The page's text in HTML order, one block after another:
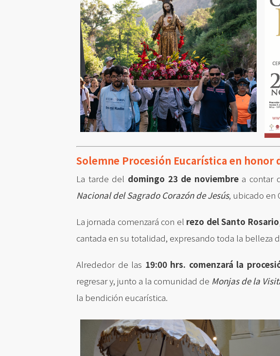
Solemne Procesión Eucarística en honor
La tarde del domingo 23 de noviembre a contar
Nacional del Sagrado Corazón de Jesús, ubicado en
La jornada comenzará con el rezo del Santo Rosario
cantada en su totalidad, expresando toda la belleza
Alrededor de las 19:00 hrs. comenzará la
regresar y, junto a la comunidad de Monjas de la
la bendición eucarística.